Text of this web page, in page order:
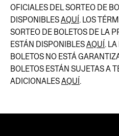
OFICIALES DEL SORTEO DE
DISPONIBLESAQUÍ . LOS
SORTEO DE BOLETOS DE LA
ESTÁN DISPONIBLESAQUÍ .
BOLETOS NO ESTÁ
BOLETOS ESTÁN SUJETAS A
ADICIONALESAQUÍ .